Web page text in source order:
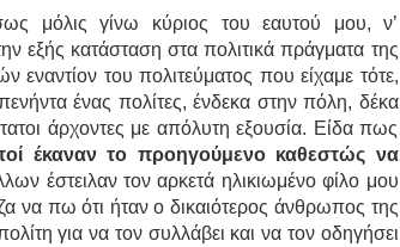
μόλις γίνω κύριος του εαυτού μου, ν’
εξής κατάσταση στα πολιτικά πράγματα της
του πολιτεύματος που είχαμε τότε,
ένας πολίτες, ένδεκα στην πόλη, δέκα
άρχοντες με απόλυτη εξουσία. Είδα πως
έκαναν το προηγούμενο καθεστώς να
έστειλαν τον αρκετά ηλικιωμένο φίλο μου
να πω ότι ήταν ο δικαιότερος άνθρωπος της
για να τον συλλάβει και να τον οδηγήσει